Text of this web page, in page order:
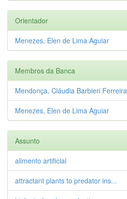
Orientador
Menezes, Elen de Lima Aguiar
Membros da Banca
Mendonça, Cláudia Barbieri Ferreira
Menezes, Elen de Lima Aguiar
Assunto
alimento artificial
attractant plants to predator ins...